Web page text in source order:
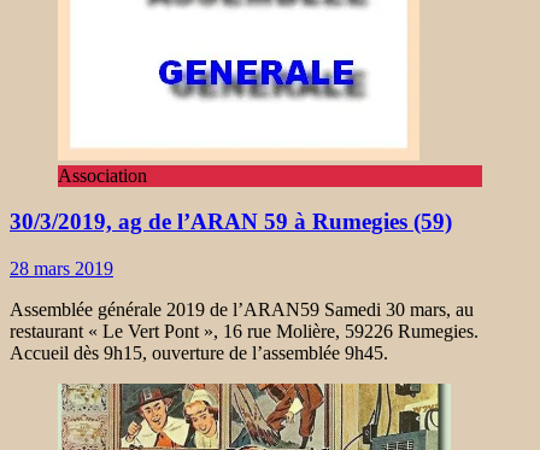
Association
30/3/2019, ag de l’ARAN 59 à Rumegies (59)
28 mars 2019
Assemblée générale 2019 de l’ARAN59 Samedi 30 mars, au
restaurant « Le Vert Pont », 16 rue Molière, 59226 Rumegies.
Accueil dès 9h15, ouverture de l’assemblée 9h45.